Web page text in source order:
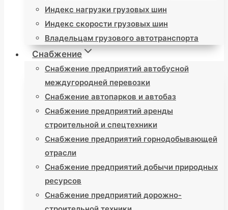
Индекс нагрузки грузовых шин
Индекс скорости грузовых шин
Владельцам грузового автотранспорта
Снабжение
Снабжение предприятий автобусной
междугородней перевозки
Снабжение автопарков и автобаз
Снабжение предприятий аренды
строительной и спецтехники
Снабжение предприятий горнодобывающей
отрасли
Снабжение предприятий добычи природных
ресурсов
Снабжение предприятий дорожно-